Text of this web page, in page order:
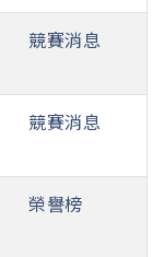
競賽消息
競賽消息
榮譽榜